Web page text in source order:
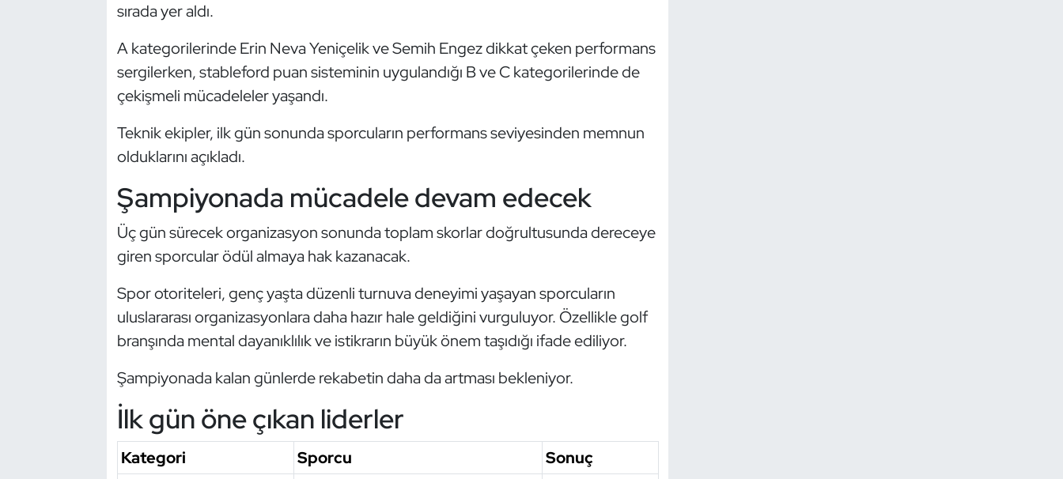
sırada yer aldı.
A kategorilerinde Erin Neva Yeniçelik ve Semih Engez dikkat çeken performans
sergilerken, stableford puan sisteminin uygulandığı B ve C kategorilerinde de
çekişmeli mücadeleler yaşandı.
Teknik ekipler, ilk gün sonunda sporcuların performans seviyesinden memnun
olduklarını açıkladı.
Şampiyonada mücadele devam edecek
Üç gün sürecek organizasyon sonunda toplam skorlar doğrultusunda dereceye
giren sporcular ödül almaya hak kazanacak.
Spor otoriteleri, genç yaşta düzenli turnuva deneyimi yaşayan sporcuların
uluslararası organizasyonlara daha hazır hale geldiğini vurguluyor. Özellikle golf
branşında mental dayanıklılık ve istikrarın büyük önem taşıdığı ifade ediliyor.
Şampiyonada kalan günlerde rekabetin daha da artması bekleniyor.
İlk gün öne çıkan liderler
Kategori Sporcu
Sonuç
Modern Pentatlon
Motor Sporları
Özel Sporcular